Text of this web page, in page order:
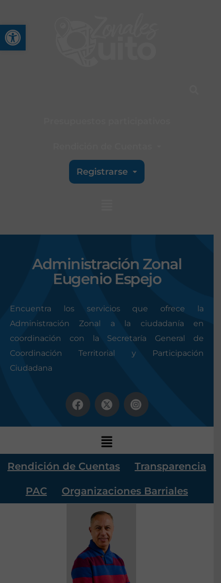
Abrir barra de
Registrarse
Administración Zonal
Eugenio Espejo
Encuentra los servicios que ofrece la
Administración Zonal a la ciudadanía en
coordinación con la Secretaría General de
Coordinación Territorial y Participación
Ciudadana
Rendición de Cuentas Transparencia
PAC Organizaciones Barriales